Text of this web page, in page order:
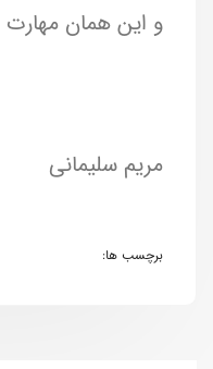
و این همان
مریم سلیمانی
برچسب ها: